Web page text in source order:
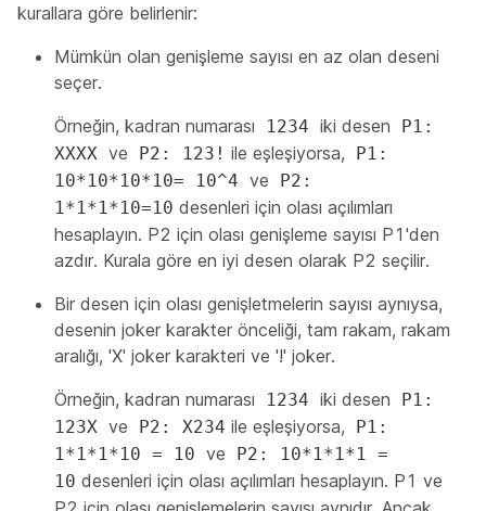
kurallara göre belirlenir:
Mümkün olan genişleme sayısı en az olan deseni
seçer.
Örneğin, kadran numarası
1234 iki desen
P1:
XXXX ve P2: 123! ile eşleşiyorsa,
P1:
10*10*10*10= 10^4 ve
P2:
1*1*1*10=10 desenleri için olası açılımları
hesaplayın. P2 için olası genişleme sayısı P1'den
azdır. Kurala göre en iyi desen olarak P2 seçilir.
Bir desen için olası genişletmelerin sayısı aynıysa,
desenin joker karakter önceliği, tam rakam, rakam
aralığı, 'X' joker karakteri ve '!' joker.
Örneğin, kadran numarası
1234 iki desen
P1:
123X ve P2: X234 ile eşleşiyorsa,
P1:
1*1*1*10 = 10 ve
P2: 10*1*1*1 =
10 desenleri için olası açılımları hesaplayın. P1 ve